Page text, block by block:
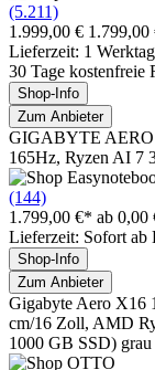
(5.211)
1.999,00 € 1.799,00
Lieferzeit: 1 Werktag
30 Tage kostenfreie
Shop-Info
Zum Anbieter
GIGABYTE
165Hz, Ryzen AI 7
(144)
1.799,00 €* ab 0,00
Lieferzeit: Sofort ab
Shop-Info
Zum Anbieter
Gigabyte Aero X16
cm/16 Zoll, AMD
1000 GB SSD) grau